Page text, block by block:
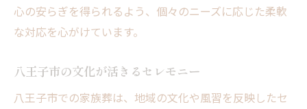
心の安らぎを得られるよう、個々のニーズに応じた柔軟
な対応を心がけています。
八王子市の文化が活きるセレモニー
八王子市での家族葬は、地域の文化や風習を反映したセ